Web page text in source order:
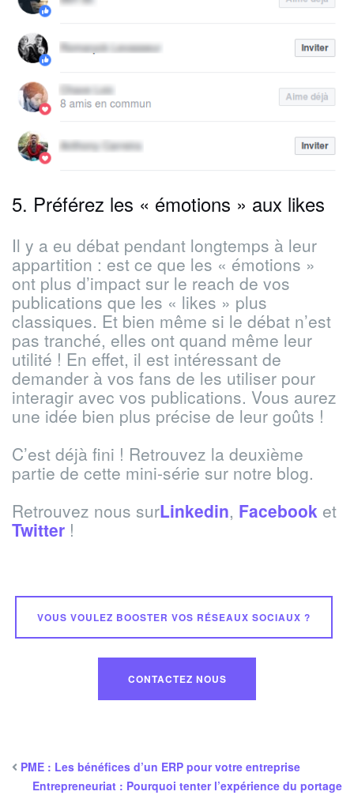
5. Préférez les « émotions » aux likes
Il y a eu débat pendant longtemps à leur
appartition : est ce que les « émotions »
ont plus d’impact sur le reach de vos
publications que les « likes » plus
classiques. Et bien même si le débat n’est
pas tranché, elles ont quand même leur
utilité ! En effet, il est intéressant de
demander à vos fans de les utiliser pour
interagir avec vos publications. Vous aurez
une idée bien plus précise de leur goûts !
C’est déjà fini ! Retrouvez la deuxième
partie de cette mini-série sur notre blog.
Retrouvez nous surLinkedin, Facebook et
Twitter !
VOUS VOULEZ BOOSTER VOS RÉSEAUX SOCIAUX ?
CONTACTEZ NOUS
PME : Les bénéfices d’un ERP pour votre entreprise
Entrepreneuriat : Pourquoi tenter l’expérience du portage